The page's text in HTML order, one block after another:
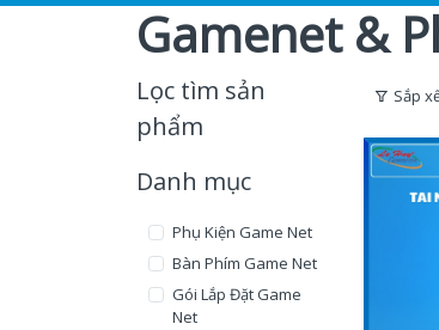
Gamenet &
Lọc tìm sản
phẩm
Danh mục
Phụ Kiện Game Net
Bàn Phím Game Net
Gói Lắp Đặt Game
Net
Sắp